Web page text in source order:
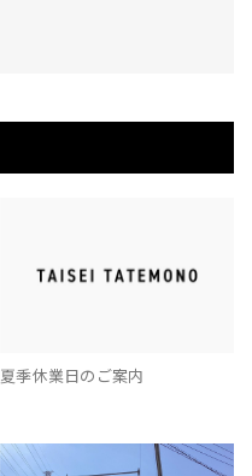
夏季休業日のご案内